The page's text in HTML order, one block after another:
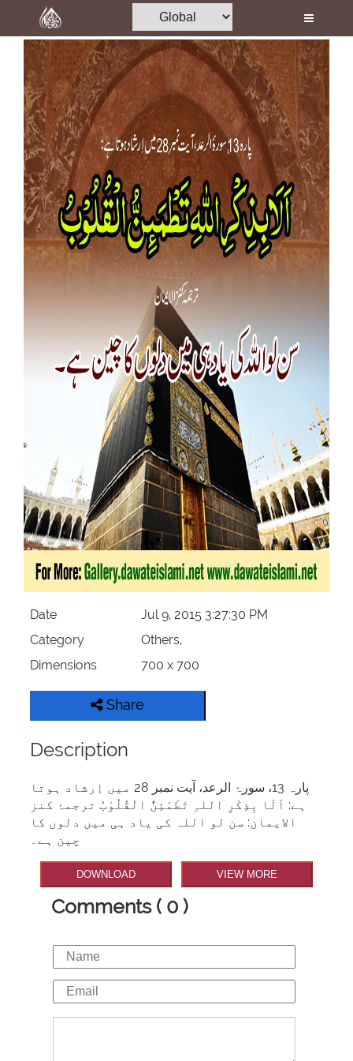
Home
Al-Quran
Books
Media
Madani Channel
Volunteer Portal
Rohani Ilaj
Donation
Departments
Our Websites
Date
Jul 9, 2015 3:27:30 PM
Category
Others,
Dimensions
700 x 700
Share
Description
پارہ 13، سورۂ الرعد، آیت نمبر 28 میں اِرشاد ہوتا
ہے: اَلَا بِذِکْرِ اللہِ تَطْمَئِنُّ الْقُلُوْبُ ترجمۂ کنز
الایمان: سن لو اللہ کی یاد ہی میں دلوں کا
چین ہے۔
DOWNLOAD VIEW MORE
Comments ( 0 )